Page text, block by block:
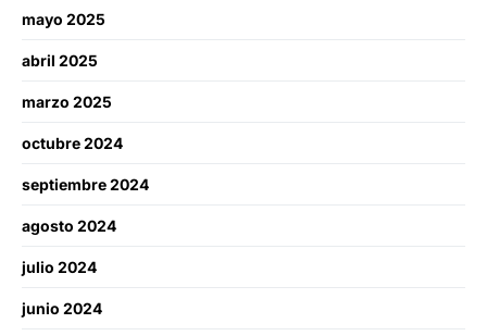
mayo 2025
abril 2025
marzo 2025
octubre 2024
septiembre 2024
agosto 2024
julio 2024
junio 2024